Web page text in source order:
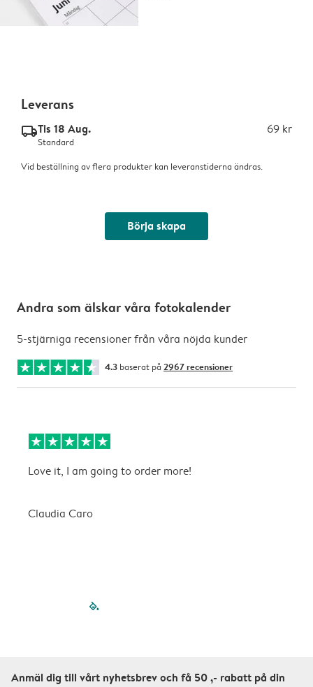
Leverans
delivery_standard_v2Tis 18 Aug. 69 kr
Standard
Vid beställning av flera produkter kan leveranstiderna ändras.
Börja skapa
Andra som älskar våra fotokalender
5-stjärniga recensioner från våra nöjda kunder
4.3 baserat på 2967 recensioner
Love it, I am going to order more!
Claudia Caro
filled-pagination
Anmäl dig till vårt nyhetsbrev och få 50 ,- rabatt på din